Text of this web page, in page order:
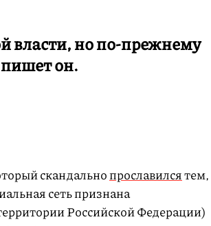
власти, но по-прежнему
он.
скандальнопрославилсятем,
сеть признана
Российской Федерации)